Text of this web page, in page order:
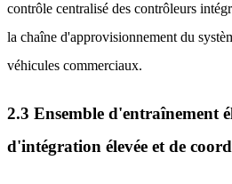
contrôle centralisé des contrôleurs
la chaîne d'approvisionnement du
véhicules commerciaux.
2.3 Ensemble d'entraînement
d'intégration élevée et de